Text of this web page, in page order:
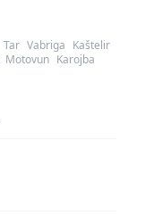
Tar Vabriga Kaštelir
Motovun Karojba